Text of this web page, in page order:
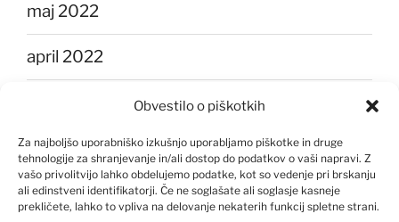
Obvestilo o piškotkih
Za najboljšo uporabniško izkušnjo uporabljamo piškotke in druge
tehnologije za shranjevanje in/ali dostop do podatkov o vaši napravi. Z
vašo privolitvijo lahko obdelujemo podatke, kot so vedenje pri brskanju
ali edinstveni identifikatorji. Če ne soglašate ali soglasje kasneje
prekličete, lahko to vpliva na delovanje nekaterih funkcij spletne strani.
maj 2022
april 2022
februar 2022
januar 2022